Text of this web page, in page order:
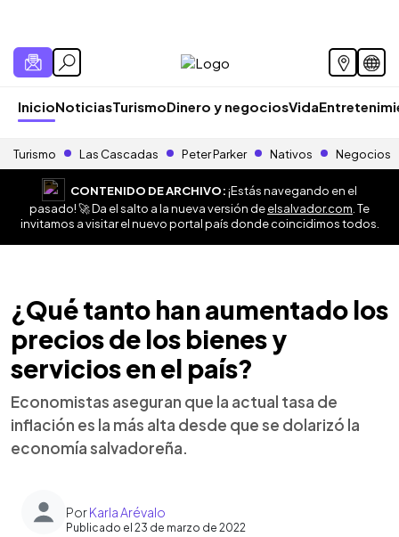
InicioNoticiasTurismoDinero y negociosVida
Turismo Las Cascadas Peter Parker Nativos Negocios
CONTENIDO DE ARCHIVO:¡Estás navegando en el
pasado! 🚀 Da el salto a la nueva versión deelsalvador.com . Te
invitamos a visitar el nuevo portal país donde coincidimos todos.
¿Qué tanto han aumentado los
precios de los bienes y
servicios en el país?
Economistas aseguran que la actual tasa de
inflación es la más alta desde que se dolarizó la
economía salvadoreña.
PorKarla Arévalo
Publicado el 23 de marzo de 2022